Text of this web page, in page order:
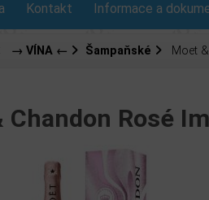
Kontakt Informace a
→ VÍNA ← Šampaňské Moet
Chandon Rosé